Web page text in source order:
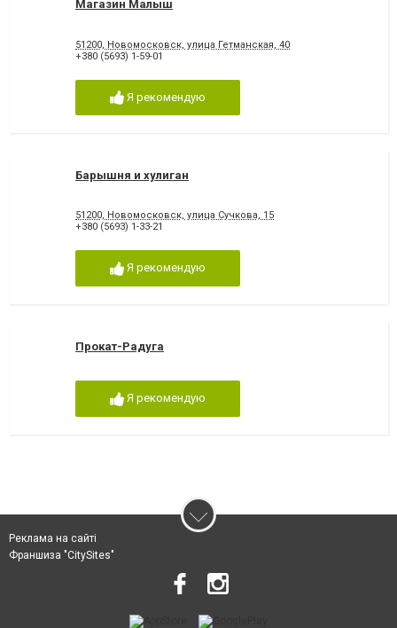
Магазин Малыш
51200, Новомосковск, улица Гетманская, 40
+380 (5693) 1-59-01
Я рекомендую
Барышня и хулиган
51200, Новомосковск, улица Сучкова, 15
+380 (5693) 1-33-21
Я рекомендую
Прокат-Радуга
Я рекомендую
Реклама на сайті
Франшиза "CitySites"